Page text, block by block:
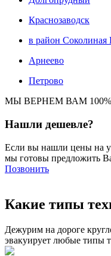
Краснозаводск
в район Соколиная
Арнеево
Петрово
МЫ ВЕРНЕМ ВАМ
Нашли дешевле?
Если вы нашли цены на
мы готовы предложить
Позвонить
Какие типы
Дежурим на дороге
эвакуирует любые типы